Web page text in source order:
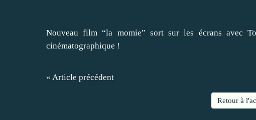
Nouveau film “la momie” sort sur les écrans avec
cinématographique !
« Article précédent
Retour à